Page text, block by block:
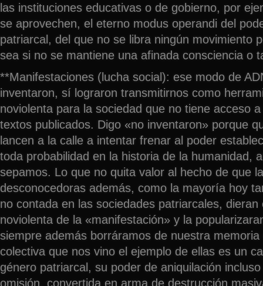
las instituciones educativas o de gobierno, por
se aprovechen, el eterno modus operandi del
patriarcal, del que no se libra ningún movimiento
sea si no se mantiene una afinada consciencia o
**Manifestaciones (lucha social): ese modo de
inventaron, sí lograron transmitirnos como
noviolenta para la sociedad que no tiene acceso
textos publicados. Digo «no inventaron» porque
lancen a la calle a intentar frenar al poder
toda probabilidad en la historia de la humanidad,
sepamos. Lo que no quita valor al hecho de que
desconocedoras además, como la mayoría hoy
no contada en las sociedades patriarcales,
noviolenta de la «manifestación» y la
siempre además borráramos de nuestra memoria
colectiva que nos vino el ejemplo de ellas es un
género patriarcal, su poder de aniquilación
omisión, convertida en arma de destrucción